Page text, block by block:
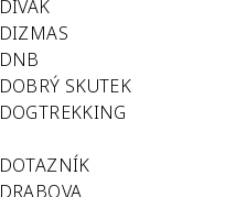
DIVÁK
DIZMAS
DNB
DOBRÝ SKUTEK
DOGTREKKING
DOTAZNÍK
DRABOVA